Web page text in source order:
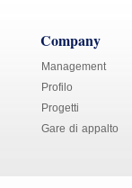
Company
Management
Profilo
Progetti
Gare di appalto